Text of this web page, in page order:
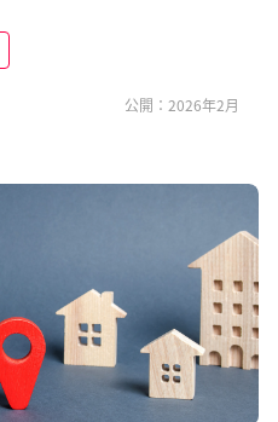
公開：2026年2月